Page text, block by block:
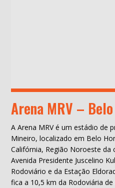
Arena MRV –
A Arena MRV é um estádio de
Mineiro, localizado em Belo
Califórnia, Região Noroeste da
Avenida Presidente Juscelino
Rodoviário e da Estação
fica a 10,5 km da Rodoviária